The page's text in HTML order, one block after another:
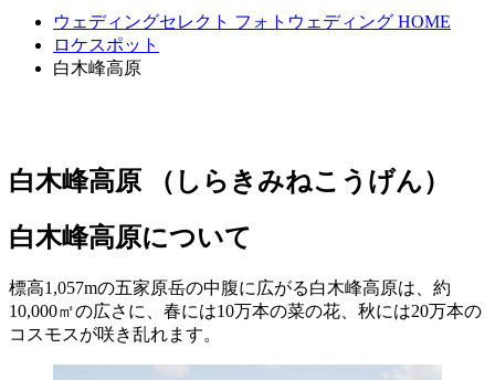
ウェディングセレクト フォトウェディング HOME
ロケスポット
白木峰高原
白木峰高原
（しらきみねこうげん）
白木峰高原について
標高1,057mの五家原岳の中腹に広がる白木峰高原は、約
10,000㎡の広さに、春には10万本の菜の花、秋には20万本の
コスモスが咲き乱れます。